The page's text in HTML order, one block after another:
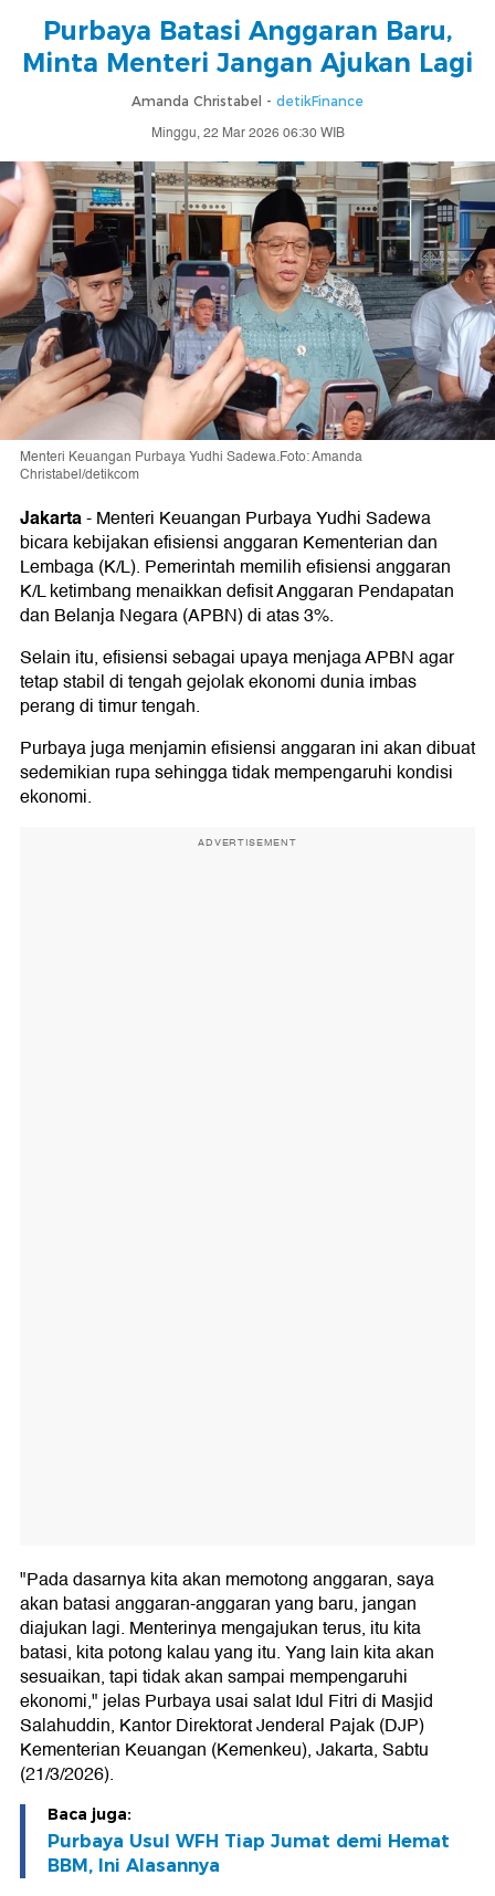
Purbaya Batasi Anggaran Baru,
Minta Menteri Jangan Ajukan Lagi
Amanda Christabel - detikFinance
Minggu, 22 Mar 2026 06:30 WIB
Menteri Keuangan Purbaya Yudhi Sadewa.Foto: Amanda
Christabel/detikcom
Jakarta-Menteri Keuangan Purbaya Yudhi Sadewa
bicara kebijakan efisiensi anggaran Kementerian dan
Lembaga (K/L). Pemerintah memilih efisiensi anggaran
K/L ketimbang menaikkan defisit Anggaran Pendapatan
dan Belanja Negara (APBN) di atas 3%.
Selain itu, efisiensi sebagai upaya menjaga APBN agar
tetap stabil di tengah gejolak ekonomi dunia imbas
perang di timur tengah.
Purbaya juga menjamin efisiensi anggaran ini akan dibuat
sedemikian rupa sehingga tidak mempengaruhi kondisi
ekonomi.
ADVERTISEMENT
"Pada dasarnya kita akan memotong anggaran, saya
akan batasi anggaran-anggaran yang baru, jangan
diajukan lagi. Menterinya mengajukan terus, itu kita
batasi, kita potong kalau yang itu. Yang lain kita akan
sesuaikan, tapi tidak akan sampai mempengaruhi
ekonomi," jelas Purbaya usai salat Idul Fitri di Masjid
Salahuddin, Kantor Direktorat Jenderal Pajak (DJP)
Kementerian Keuangan (Kemenkeu), Jakarta, Sabtu
(21/3/2026).
Baca juga:
Purbaya Usul WFH Tiap Jumat demi Hemat
BBM, Ini Alasannya